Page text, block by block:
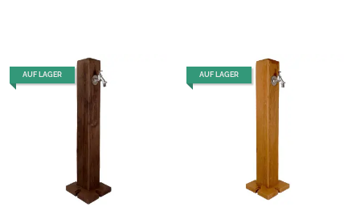
AUF LAGER AUF LAGER